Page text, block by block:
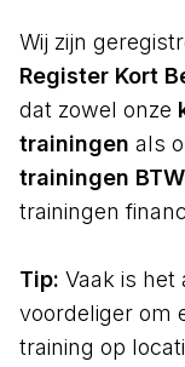
Wij zijn
Register Kort
dat zowel onze
trainingen als
trainingen
trainingen
Tip: Vaak is het
voordeliger om
training op